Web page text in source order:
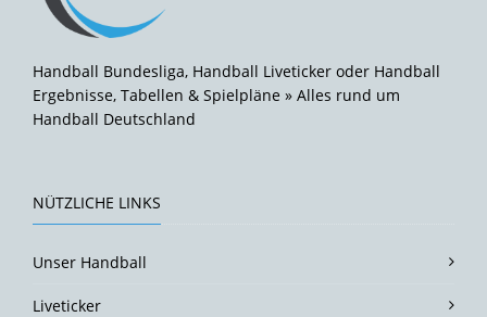
Handball Bundesliga, Handball Liveticker oder Handball
Ergebnisse, Tabellen & Spielpläne » Alles rund um
Handball Deutschland
NÜTZLICHE LINKS
Unser Handball
Liveticker